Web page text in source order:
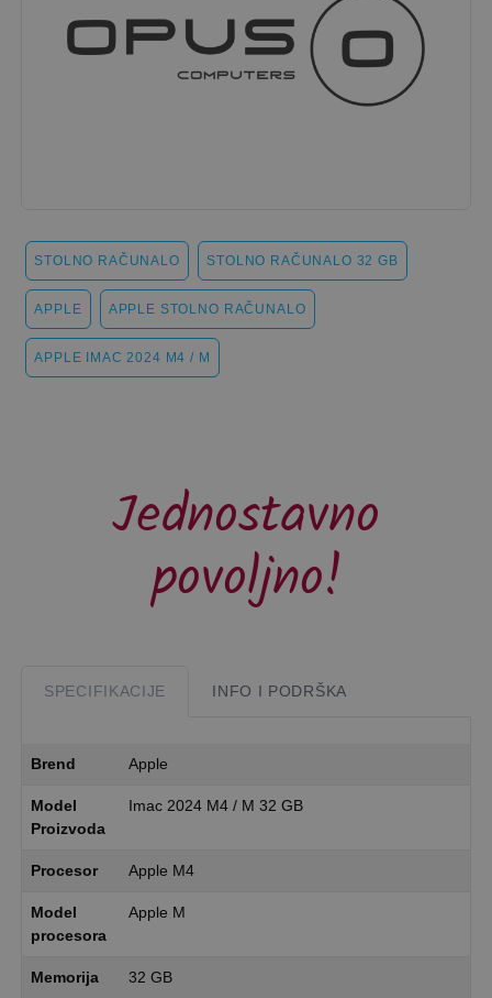
STOLNO RAČUNALO STOLNO RAČUNALO 32 GB
APPLE APPLE STOLNO RAČUNALO
APPLE IMAC 2024 M4 / M
Jednostavno
povoljno!
SPECIFIKACIJE INFO I PODRŠKA
Brend Apple
Model
Proizvoda
Imac 2024 M4 / M 32 GB
Procesor Apple M4
Model
procesora
Apple M
Memorija 32 GB